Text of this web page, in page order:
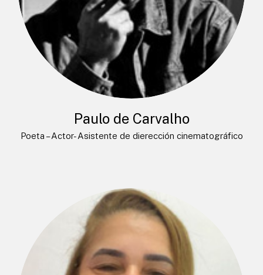
Paulo de Carvalho
Poeta – Actor- Asistente de dierección cinematográfico